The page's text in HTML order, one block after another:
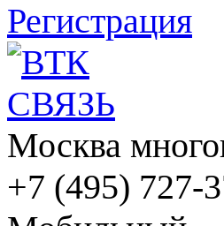
Регистрация
Москва
+7 (495) 727-